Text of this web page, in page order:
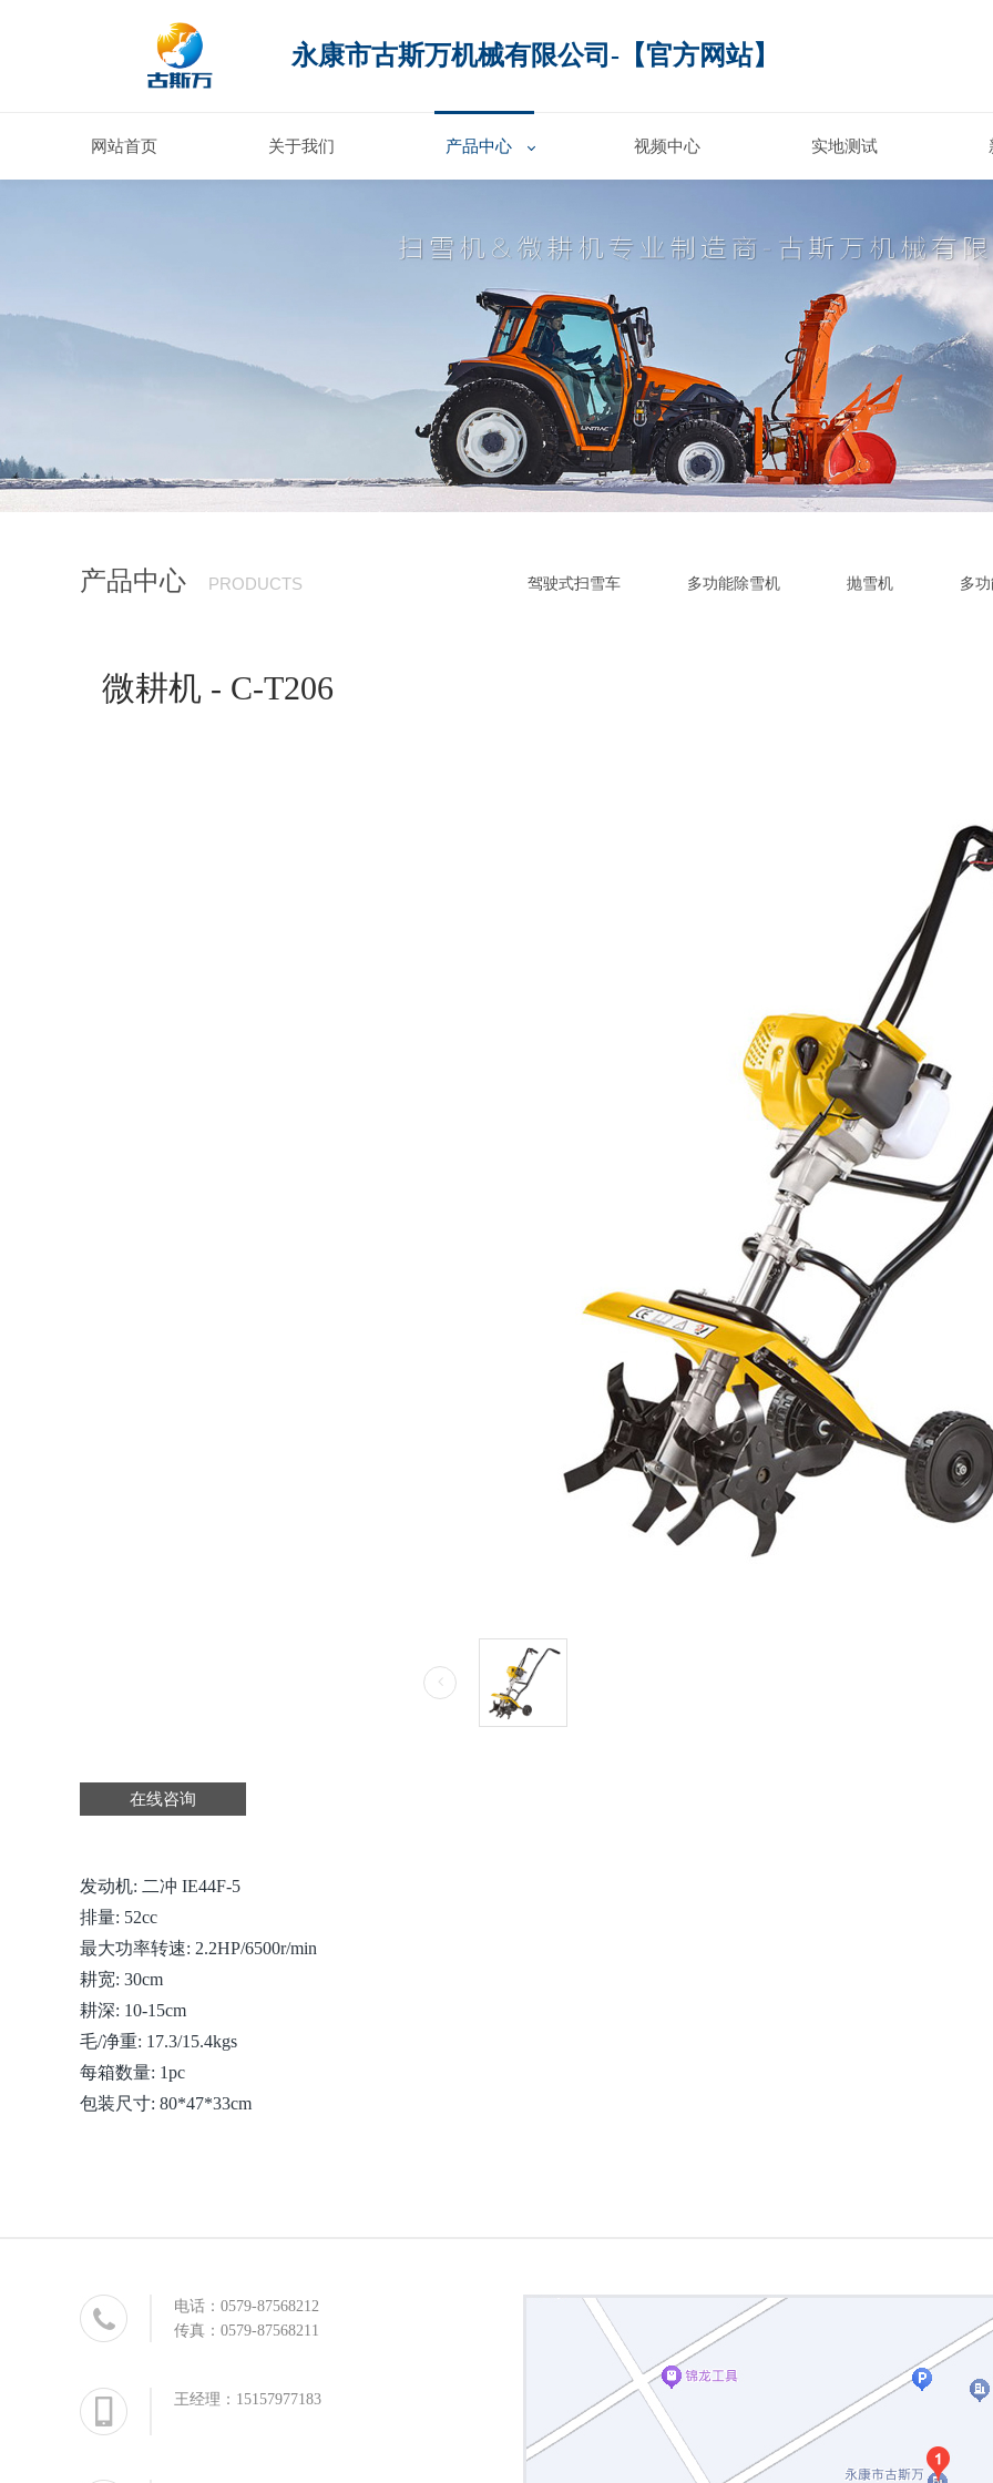
永康市古斯万机械有限公司-【官方网站】
网站首页 关于我们 产品中心 视频中心 实地测试
产品中心 PRODUCTS 驾驶式扫雪车 多功能除雪机 抛雪机 多
微耕机 - C-T206
在线咨询
发动机: 二冲 IE44F-5
排量: 52cc
最大功率转速: 2.2HP/6500r/min
耕宽: 30cm
耕深: 10-15cm
毛/净重: 17.3/15.4kgs
每箱数量: 1pc
包装尺寸: 80*47*33cm
电话： 0579-87568212
传真：0579-87568211
王经理： 15157977183